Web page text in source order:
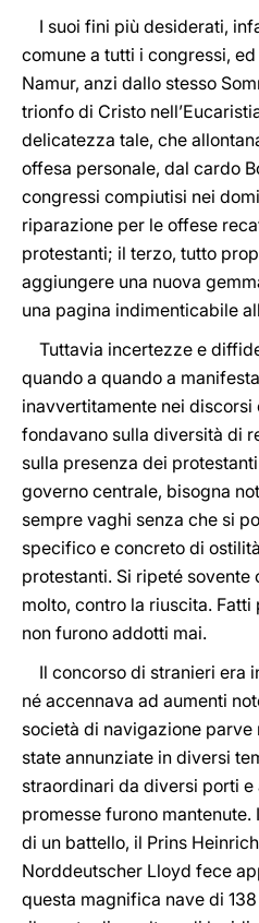
I suoi fini più desiderati,
comune a tutti i congressi,
Namur, anzi dallo stesso
trionfo di Cristo
delicatezza tale, che
offesa personale, dal cardo
congressi compiutisi nei
riparazione per le offese
protestanti; il terzo, tutto
aggiungere una nuova
una pagina indimenticabile
Tuttavia incertezze e
quando a quando a
inavvertitamente nei discorsi
fondavano sulla diversità di
sulla presenza dei
governo centrale, bisogna
sempre vaghi senza che si
specifico e concreto di
protestanti. Si ripeté sovente
molto, contro la riuscita.
non furono addotti mai.
Il concorso di stranieri era
né accennava ad aumenti
società di navigazione parve
state annunziate in diversi
straordinari da diversi porti e
promesse furono
di un battello, il Prins
Norddeutscher Lloyd fece
questa magnifica nave di